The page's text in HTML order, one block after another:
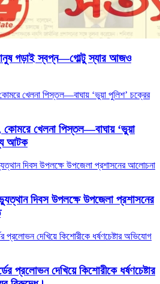
গড়াই স্বপ্ন—গোল্টু স্যার আজও
কোমরে খেলনা পিস্তল—বাঘায় ‘ভুয়া
আটক
দিবস উপলক্ষে উপজেলা প্রশাসনের
প্রলোভন দেখিয়ে কিশোরীকে ধর্ষণচেষ্টার